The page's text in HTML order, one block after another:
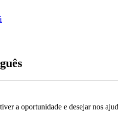
a oportunidade e desejar nos